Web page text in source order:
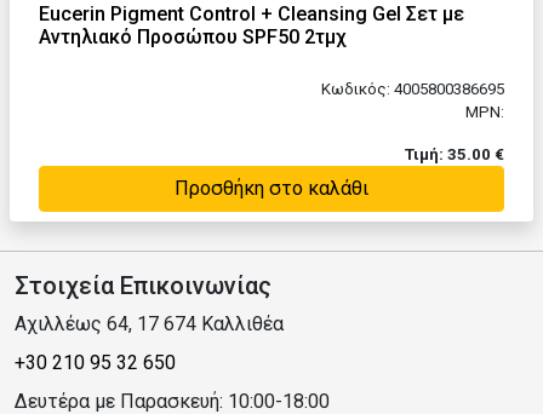
Eucerin Pigment Control + Cleansing Gel Σετ με
Αντηλιακό Προσώπου SPF50 2τμχ
Κωδικός: 4005800386695
MPN:
Τιμή: 35.00 €
Προσθήκη στο καλάθι
Στοιχεία Επικοινωνίας
Αχιλλέως 64, 17 674 Καλλιθέα
+30 210 95 32 650
Δευτέρα με Παρασκευή: 10:00-18:00